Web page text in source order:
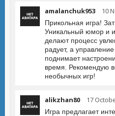
amalanchuk953 10
Прикольная игра!
Уникальный юмор и
делают процесс
радует, а
поднимает
время. Рекомендую
необычных игр!
alikzhan80 17
Игра предлагает